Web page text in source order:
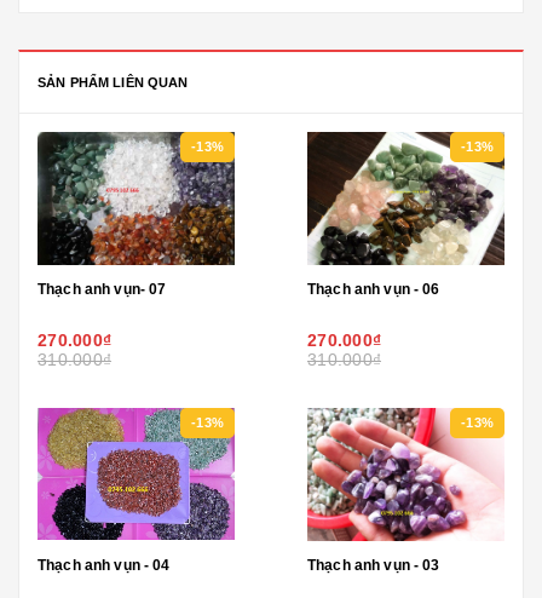
SẢN PHẨM LIÊN QUAN
-13%
Thạch anh vụn- 07
270.000₫
310.000₫
-13%
Thạch anh vụn - 06
270.000₫
310.000₫
-13%
Thạch anh vụn - 04
-13%
Thạch anh vụn - 03